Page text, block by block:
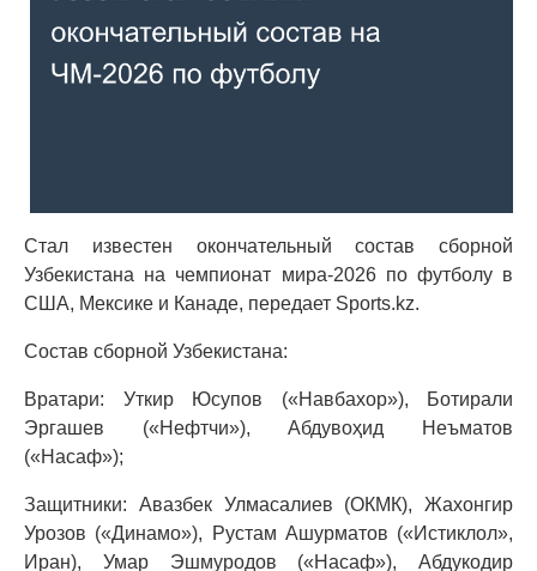
Стал известен окончательный состав сборной
Узбекистана на чемпионат мира-2026 по футболу в
США, Мексике и Канаде, передает Sports.kz.
Состав сборной Узбекистана:
Вратари: Уткир Юсупов («Навбахор»), Ботирали
Эргашев («Нефтчи»), Абдувоҳид Неъматов
(«Насаф»);
Защитники: Авазбек Улмасалиев (ОКМК), Жахонгир
Урозов («Динамо»), Рустам Ашурматов («Истиклол»,
Иран), Умар Эшмуродов («Насаф»), Абдукодир